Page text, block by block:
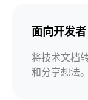
面向开发者
将技术文档
和分享想法。